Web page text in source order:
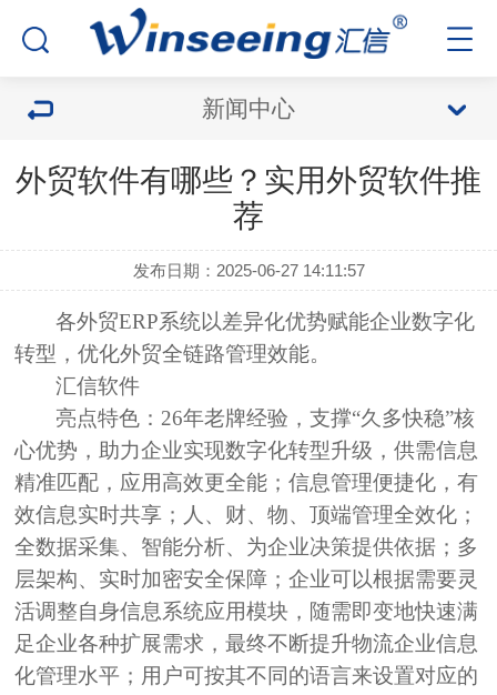
新闻中心
外贸软件有哪些？实用外贸软件推
荐
发布日期：2025-06-27 14:11:57
各外贸ERP系统以差异化优势赋能企业数字化
转型，优化外贸全链路管理效能。
汇信软件
亮点特色： 26年老牌经验，支撑“久多快稳”核
心优势，助力企业实现数字化转型升级，供需信息
精准匹配，应用高效更全能；信息管理便捷化，有
效信息实时共享；人、财、物、顶端管理全效化；
全数据采集、智能分析、为企业决策提供依据；多
层架构、实时加密安全保障；企业可以根据需要灵
活调整自身信息系统应用模块，随需即变地快速满
足企业各种扩展需求，最终不断提升物流企业信息
化管理水平；用户可按其不同的语言来设置对应的